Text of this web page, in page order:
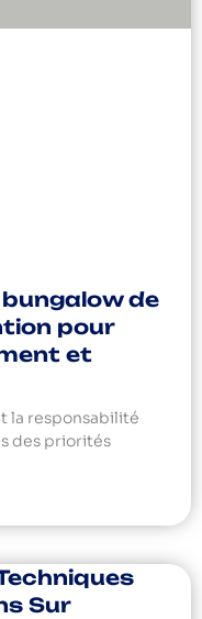
de
pour
et
la responsabilité
des priorités
Sur